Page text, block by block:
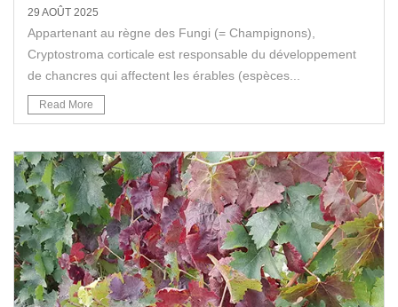
29 AOÛT 2025
Appartenant au règne des Fungi (= Champignons),
Cryptostroma corticale est responsable du développement
de chancres qui affectent les érables (espèces...
Read More